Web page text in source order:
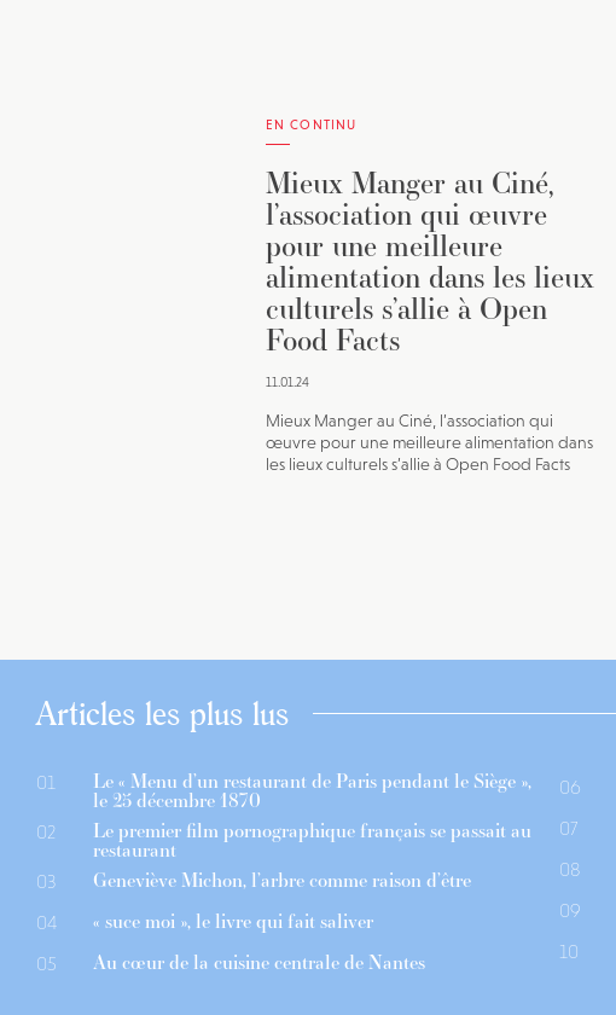
EN CONTINU
Mieux Manger au Ciné,
l’association qui œuvre
pour une meilleure
alimentation dans les lieux
culturels s’allie à Open
Food Facts
11.01.24
Mieux Manger au Ciné, l’association qui
œuvre pour une meilleure alimentation dans
les lieux culturels s’allie à Open Food Facts
Articles les plus lus
01 Le « Menu d’un restaurant de Paris pendant le Siège »,
le 25 décembre 1870
02 Le premier film pornographique français se passait au
restaurant
03 Geneviève Michon, l’arbre comme raison d’être
04 « suce moi », le livre qui fait saliver
05 Au cœur de la cuisine centrale de Nantes
06
07
08
09
10